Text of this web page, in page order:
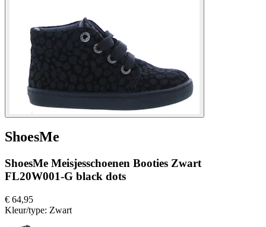
ShoesMe
ShoesMe Meisjesschoenen Booties Zwart
FL20W001-G black dots
€ 64,95
Kleur/type: Zwart